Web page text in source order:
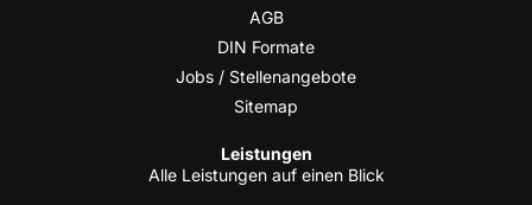
AGB
DIN For­ma­te
Jobs / Stellenangebote
Site­map
Leis­tun­gen
Alle Leis­tun­gen auf einen Blick